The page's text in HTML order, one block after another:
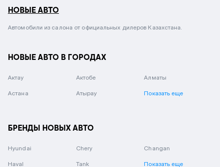
НОВЫЕ АВТО
Автомобили из салона от официальных дилеров Казахстана.
НОВЫЕ АВТО В ГОРОДАХ
Актау Актобе Алматы
Астана Атырау Показать еще
БРЕНДЫ НОВЫХ АВТО
Hyundai Chery Changan
Haval Tank Показать еще